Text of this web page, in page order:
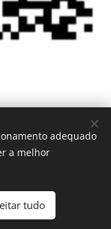
246 660
meus caminhos é a
adequado
a melhor
tudo